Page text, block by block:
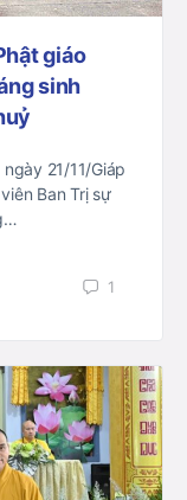
giáo
sinh
21/11/Giáp
Ban Trị sự
1